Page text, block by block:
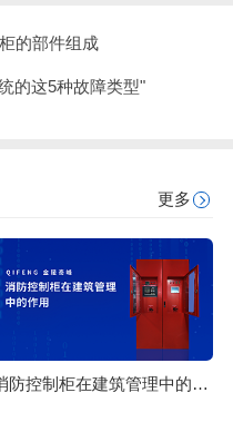
的部件组成
的这5种故障类型"
更多
消防控制柜在建筑管理中的作用